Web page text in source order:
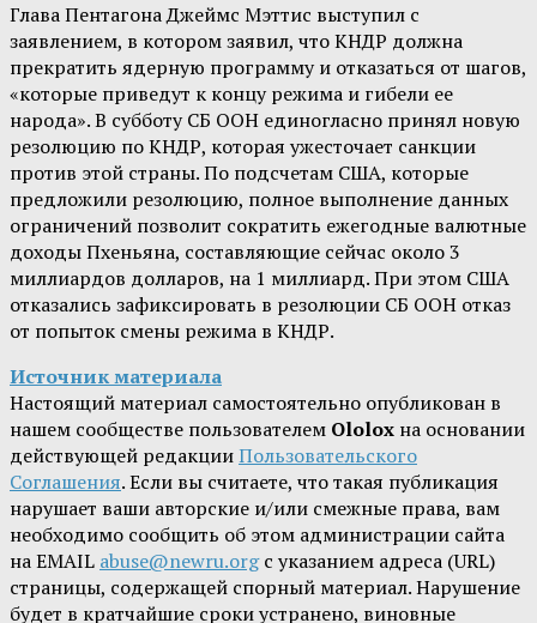
Глава Пентагона Джеймс Мэттис выступил с
заявлением, в котором заявил, что КНДР должна
прекратить ядерную программу и отказаться от шагов,
«которые приведут к концу режима и гибели ее
народа». В субботу СБ ООН единогласно принял новую
резолюцию по КНДР, которая ужесточает санкции
против этой страны. По подсчетам США, которые
предложили резолюцию, полное выполнение данных
ограничений позволит сократить ежегодные валютные
доходы Пхеньяна, составляющие сейчас около 3
миллиардов долларов, на 1 миллиард. При этом США
отказались зафиксировать в резолюции СБ ООН отказ
от попыток смены режима в КНДР.
Источник материала
Настоящий материал самостоятельно опубликован в
нашем сообществе пользователем Ololox на основании
действующей редакцииПользовательского
Соглашения. Если вы считаете, что такая публикация
нарушает ваши авторские и/или смежные права, вам
необходимо сообщить об этом администрации сайта
на EMAIL abuse@newru.orgс указанием адреса (URL)
страницы, содержащей спорный материал. Нарушение
будет в кратчайшие сроки устранено, виновные